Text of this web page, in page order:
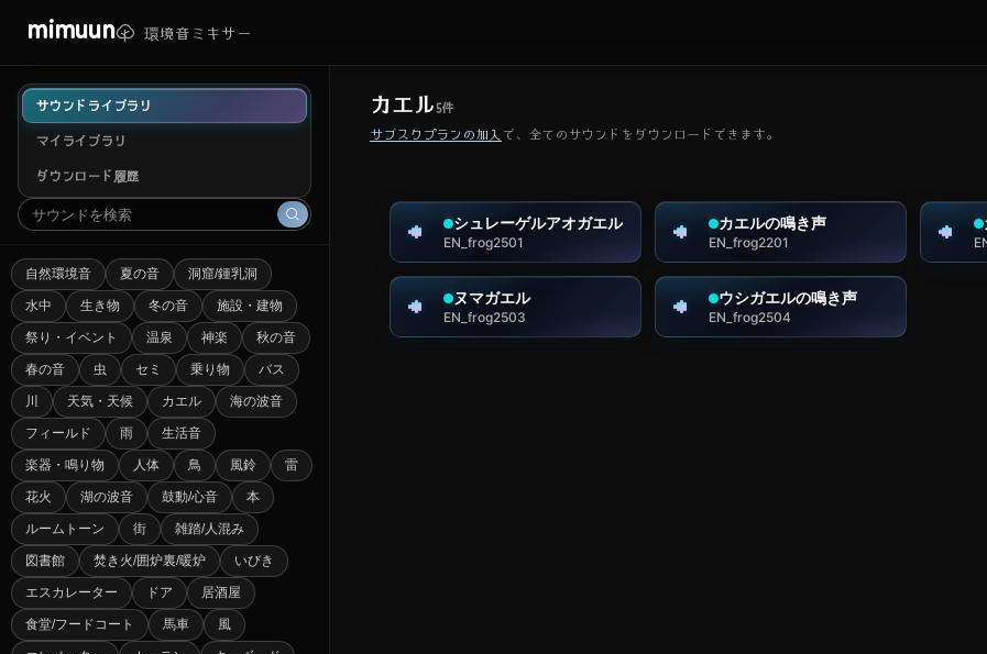
サウンドライブラリ
マイライブラリ
ダウンロード履歴
自然環境音 夏の音 洞窟/鍾乳洞
水中 生き物 冬の音 施設・建物
祭り・イベント 温泉 神楽 秋の音
春の音 虫 セミ 乗り物 バス
川 天気・天候 カエル 海の波音
フィールド 雨 生活音
楽器・鳴り物 人体 鳥 風鈴 雷
花火 湖の波音 鼓動/心音 本
ルームトーン 街 雑踏/人混み
図書館 焚き火/囲炉裏/暖炉 いびき
エスカレーター ドア 居酒屋
食堂/フードコート 馬車 風
カエル5件
サブスクプランの加入 で、全てのサウンドをダウンロードできます。
シュレーゲルアオガエル
EN_frog2501
カエルの鳴き声
EN_frog2201
ヌマガエル
EN_frog2503
ウシガエルの鳴き声
EN_frog2504
mimuun 環境音ミキサー